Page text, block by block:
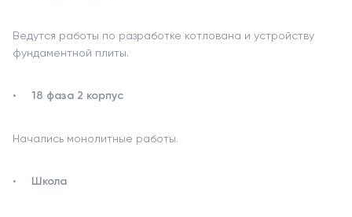
Ведутся работы по разработке котлована и устройству
фундаментной плиты.
18 фаза 2 корпус
Начались монолитные работы.
Школа